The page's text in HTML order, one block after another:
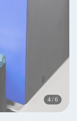
4 /6